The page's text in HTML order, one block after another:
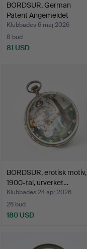
BORDSUR, German
Patent Angemeldet
Annivers…
Klubbades 6 maj 2026
8 bud
81 USD
BORDSUR, erotisk motiv,
1900-tal, urverket…
Klubbades 24 apr 2026
26 bud
180 USD